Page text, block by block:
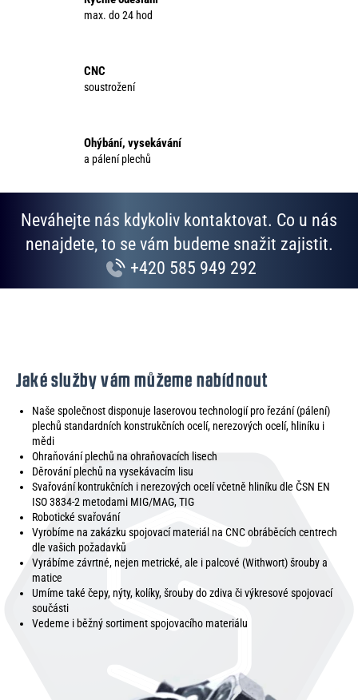
y
v
s
u
max. do 24 hod
CNC
soustrožení
Ohýbání, vysekávání
a pálení plechů
Neváhejte nás kdykoliv kontaktovat. Co u nás
nenajdete, to se vám budeme snažit zajistit.
+420 585 949 292
Jaké služby vám můžeme nabídnout
Naše společnost disponuje laserovou technologií pro řezání (pálení)
plechů standardních konstrukčních ocelí, nerezových ocelí, hliníku i
mědi
Ohraňování plechů na ohraňovacích lisech
Děrování plechů na vysekávacím lisu
Svařování kontrukčních i nerezových ocelí včetně hliníku dle ČSN EN
ISO 3834-2 metodami MIG/MAG, TIG
Robotické svařování
Vyrobíme na zakázku spojovací materiál na CNC obráběcích centrech
dle vašich požadavků
Vyrábíme závrtné, nejen metrické, ale i palcové (Withwort) šrouby a
matice
Umíme také čepy, nýty, kolíky, šrouby do zdiva či výkresové spojovací
součásti
Vedeme i běžný sortiment spojovacího materiálu